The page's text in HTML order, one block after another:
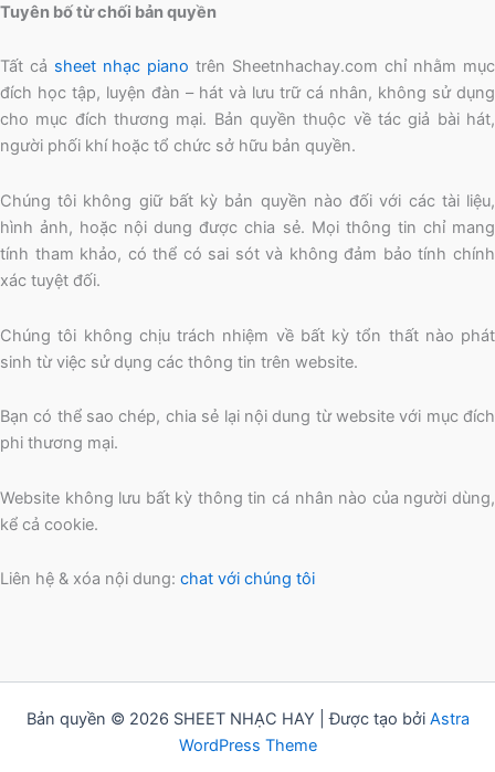
Tuyên bố từ chối bản quyền
Tất cả sheet nhạc piano trên Sheetnhachay.com chỉ nhằm mục
đích học tập, luyện đàn – hát và lưu trữ cá nhân, không sử dụng
cho mục đích thương mại. Bản quyền thuộc về tác giả bài hát,
người phối khí hoặc tổ chức sở hữu bản quyền.
Chúng tôi không giữ bất kỳ bản quyền nào đối với các tài liệu,
hình ảnh, hoặc nội dung được chia sẻ. Mọi thông tin chỉ mang
tính tham khảo, có thể có sai sót và không đảm bảo tính chính
xác tuyệt đối.
Chúng tôi không chịu trách nhiệm về bất kỳ tổn thất nào phát
sinh từ việc sử dụng các thông tin trên website.
Bạn có thể sao chép, chia sẻ lại nội dung từ website với mục đích
phi thương mại.
Website không lưu bất kỳ thông tin cá nhân nào của người dùng,
kể cả cookie.
Liên hệ & xóa nội dung: chat với chúng tôi
Bản quyền © 2026 SHEET NHẠC HAY | Được tạo bởi Astra
WordPress Theme